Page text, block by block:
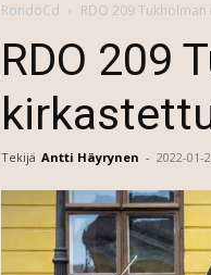
RondoCd RDO 209
RDO 209
Tekijä Antti Häyrynen - 2022-01-